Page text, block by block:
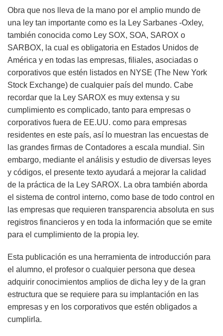
Obra que nos lleva de la mano por el amplio mundo de
una ley tan importante como es la Ley Sarbanes -Oxley,
también conocida como Ley SOX, SOA, SAROX o
SARBOX, la cual es obligatoria en Estados Unidos de
América y en todas las empresas, filiales, asociadas o
corporativos que estén listados en NYSE (The New York
Stock Exchange) de cualquier país del mundo. Cabe
recordar que la Ley SAROX es muy extensa y su
cumplimiento es complicado, tanto para empresas o
corporativos fuera de EE.UU. como para empresas
residentes en este país, así lo muestran las encuestas de
las grandes firmas de Contadores a escala mundial. Sin
embargo, mediante el análisis y estudio de diversas leyes
y códigos, el presente texto ayudará a mejorar la calidad
de la práctica de la Ley SAROX. La obra también aborda
el sistema de control interno, como base de todo control en
las empresas que requieren transparencia absoluta en sus
registros financieros y en toda la información que se emite
para el cumplimiento de la propia ley.
Esta publicación es una herramienta de introducción para
el alumno, el profesor o cualquier persona que desea
adquirir conocimientos amplios de dicha ley y de la gran
estructura que se requiere para su implantación en las
empresas y en los corporativos que estén obligados a
cumplirla.